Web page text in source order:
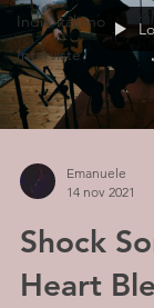
Indie italiano
Interviste
Emanuele
14 nov 2021
Shock
Heart